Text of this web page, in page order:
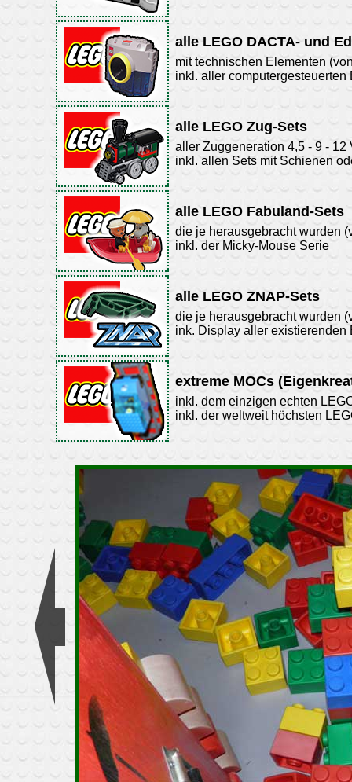
alle LEGO DACTA- und
mit technischen Elementen
inkl. aller
alle LEGO Zug-Sets
aller Zuggeneration 4,5 - 9 -
inkl. allen Sets mit Schienen
alle LEGO Fabuland-Sets
die je herausgebracht wurden
inkl. der Micky-Mouse Serie
alle LEGO ZNAP-Sets
die je herausgebracht wurden
ink. Display aller existierenden
extreme MOCs
inkl. dem einzigen echten
inkl. der weltweit höchsten